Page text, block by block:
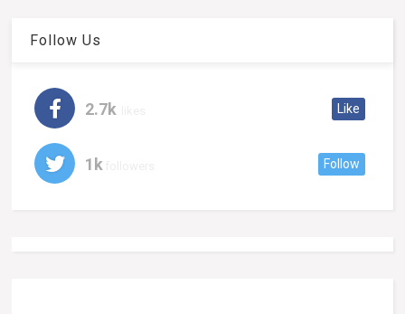
Follow Us
2.7k Like
1k Follow